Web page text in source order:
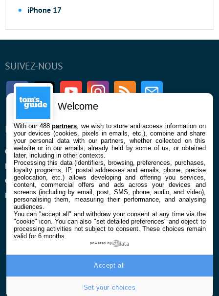
iPhone 17
SUIVEZ-NOUS
FacebookTwitter Youtube InstagramRSS Newsletter
ENTREPRISE
Qui sommes nous
Mentions légales et CGU
Confidentialité et Cookies
Préférences cookies
À PROPOS
La rédaction
Contact
Welcome
With our 488partners , we wish to store and access information on
your devices (cookies, pixels in emails, etc.), combine and share
your personal data with our partners, whether collected on this
website or in our emails, already held by some of us, or obtained
later, including in other contexts.
Processing this data (identifiers, browsing, preferences, purchases,
loyalty programs, IP, postal addresses and emails, phone, precise
geolocation, etc.) allows developing and offering you services,
content, commercial offers and ads across your devices and
screens (including by email, post, SMS, phone, audio, and video),
personalising them, measuring their performance, and analysing
audiences.
You can "accept all" and withdraw your consent at any time via the
"cookie" icon. You can also "set detailed preferences" and object to
processing activities not subject to consent. These choices remain
valid for 6 months.
powered by
Set your choices
Accept all